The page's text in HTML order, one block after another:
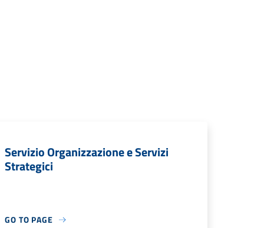
Servizio Organizzazione e Servizi
Strategici
GO TO PAGE